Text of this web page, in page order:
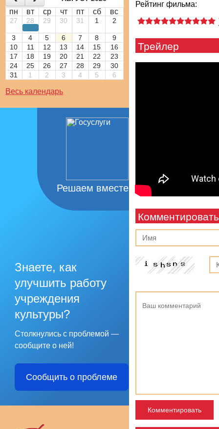
пн вт ср чт пт сб вс
27 28 29 30 31 1 2
3 4 5 6 7 8
9
10
11 12 13 14 15
16
17
18 19 20 21 22
23
24
25 26 27 28 29
30
31
1 2 3 4 5 6
Весь календарь
Решаем вместе
Знаете, как
улучшить работу
учреждения
культуры?
Столкнулись с проблемой —
сообщите о ней!
Сообщить о проблеме
Рейтинг фильма:
Трейлер
Комментировать